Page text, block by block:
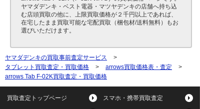
ヤマダデンキ・ベスト電器・マツヤデンキの店舗へ持ち込
む店頭買取の他に、上限買取価格が２千円以上であれば、
在宅したまま買取可能な宅配買取（梱包材/送料無料）もお
選びいただけます。
ヤマダデンキの買取事前査定サービス
>
タブレット買取査定・買取価格
> arrows買取価格表・査定
>
arrows Tab F-02K買取査定・買取価格
買取査定トップページ スマホ・携帯買取査定